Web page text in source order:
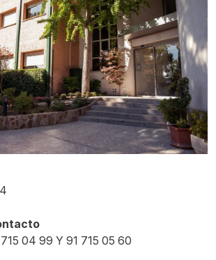
04 99 Y 91 715 05 60